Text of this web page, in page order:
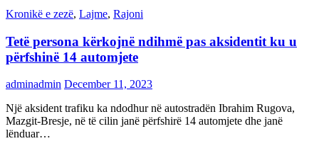
Kronikë e zezë, Lajme, Rajoni
Tetë persona kërkojnë ndihmë pas aksidentit ku u
përfshinë 14 automjete
adminadmin December 11, 2023
Një aksident trafiku ka ndodhur në autostradën Ibrahim Rugova,
Mazgit-Bresje, në të cilin janë përfshirë 14 automjete dhe janë
lënduar…